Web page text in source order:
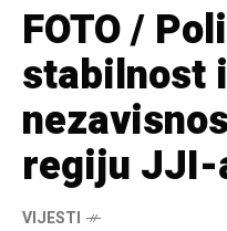
FOTO /
stabilnost
regiju JJI-
VIJESTI